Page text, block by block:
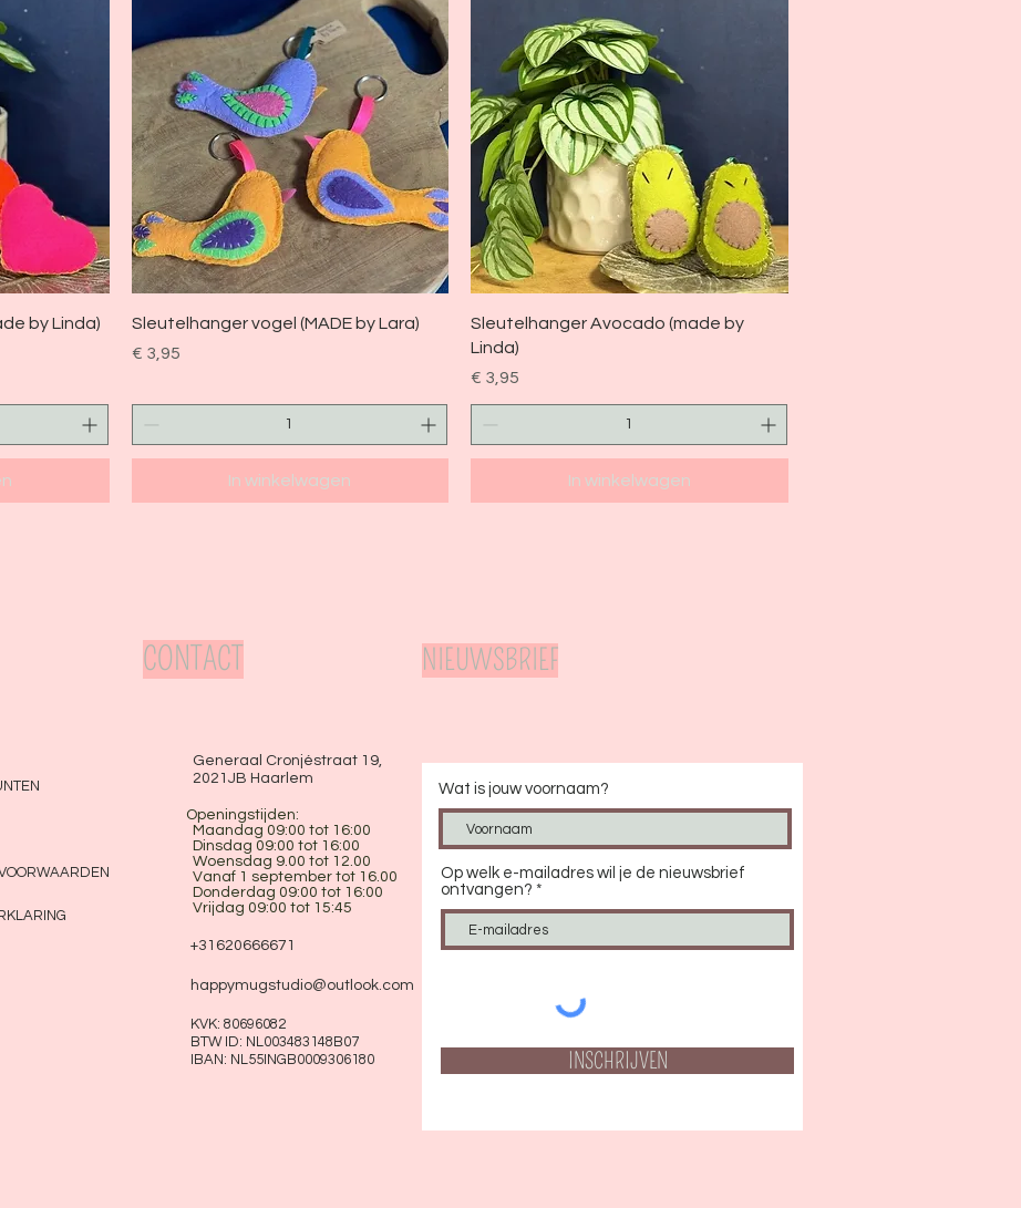
by Linda)
Snel overzicht
Sleutelhanger vogel (MADE by Lara)
Prijs
€ 3,95
In winkelwagen
Snel overzicht
Sleutelhanger Avocado (made by
Linda)
Prijs
€ 3,95
In winkelwagen
CONTACT NIEUWSBRIEF
Generaal Cronjéstraat 19,
2021JB Haarlem
Openingstijden:
Maandag 09:00 tot 16:00
Dinsdag 09:00 tot 16:00
Woensdag 9.00 tot 12.00
Vanaf 1 september tot 16.00
Donderdag 09:00 tot 16:00​
Vrijdag 09:00 tot 15:45
+31620666671
happymugstudio@outlook.com
KVK: 80696082
BTW ID: NL003483148B07
IBAN: NL55INGB0009306180
Wat is jouw voornaam?
Op welk e-mailadres wil je de nieuwsbrief
ontvangen?
INSCHRIJVEN